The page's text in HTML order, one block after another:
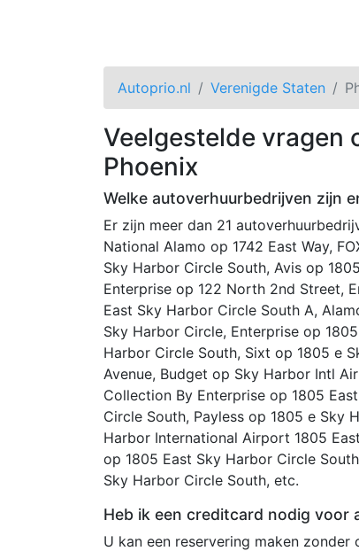
Autoprio.nl Verenigde Staten
Veelgestelde vragen
Phoenix
Welke autoverhuurbedrijven zijn
Er zijn meer dan 21
National Alamo op 1742 East Way,
Sky Harbor Circle South, Avis op
Enterprise op 122 North 2nd Street,
East Sky Harbor Circle South A,
Sky Harbor Circle, Enterprise op
Harbor Circle South, Sixt op 1805 e
Avenue, Budget op Sky Harbor Intl
Collection By Enterprise op 1805
Circle South, Payless op 1805 e
Harbor International Airport 1805
op 1805 East Sky Harbor Circle
Sky Harbor Circle South, etc.
Heb ik een creditcard nodig voor
U kan een reservering maken